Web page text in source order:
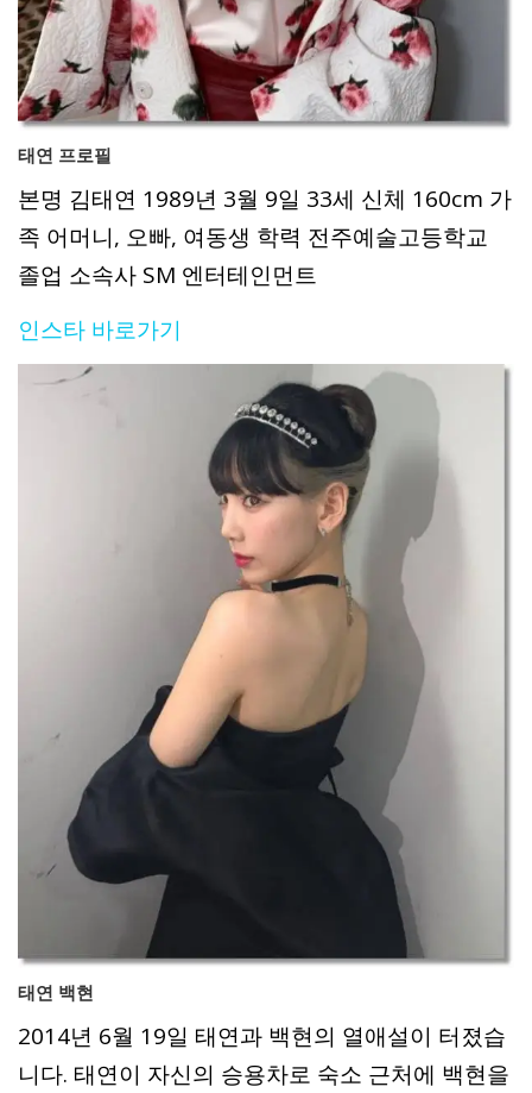
태연 프로필
본명 김태연 1989년 3월 9일 33세 신체 160cm 가
족 어머니, 오빠, 여동생 학력 전주예술고등학교
졸업 소속사 SM 엔터테인먼트
인스타 바로가기
태연 백현
2014년 6월 19일 태연과 백현의 열애설이 터졌습
니다. 태연이 자신의 승용차로 숙소 근처에 백현을